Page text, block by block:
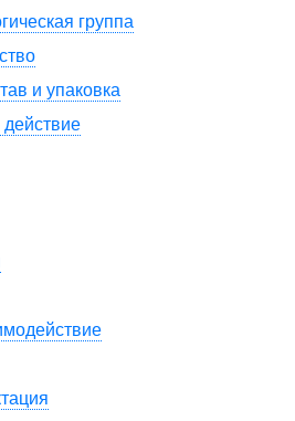
группа
и упаковка